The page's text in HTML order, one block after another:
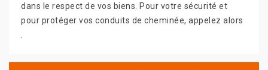
dans le respect de vos biens. Pour votre sécurité et
pour protéger vos conduits de cheminée, appelez alors